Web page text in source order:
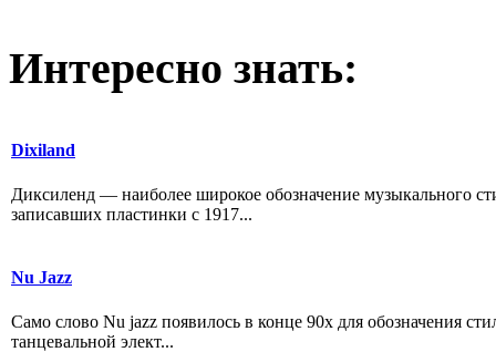
Интересно знать:
Dixiland
Диксиленд — наиболее широкое обозначение музыкального
записавших пластинки с 1917...
Nu Jazz
Само слово Nu jazz появилось в конце 90х для обозначения
танцевальной элект...